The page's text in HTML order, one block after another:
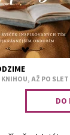
AŽ PO